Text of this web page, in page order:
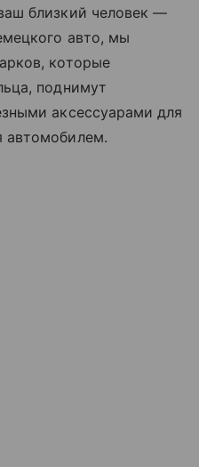
близкий человек —
авто, мы
которые
поднимут
аксессуарами для
автомобилем.